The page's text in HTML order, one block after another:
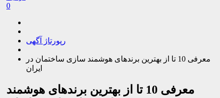
0
رپورتاژ آگهی
معرفی 10 تا از بهترین برندهای هوشمند سازی ساختمان در
ایران
معرفی 10 تا از بهترین برندهای هوشمند